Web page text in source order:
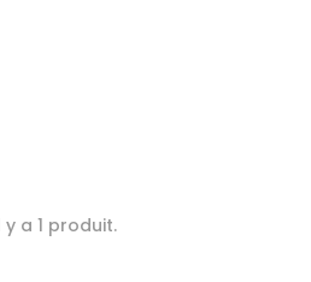
y a 1 produit.